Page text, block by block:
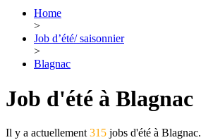
Home
>
Job d’été/ saisonnier
>
Blagnac
Job d'été à Blagnac
Il y a actuellement 315 jobs d'été à Blagnac.